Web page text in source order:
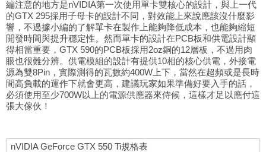
編注意的地方是nVIDIA第一次使用單卡雙核心的設計，與上一代
的GTX 295採用子母卡的設計不同，對效能上來說應該沒什麼影
響，不過據小編的了解單卡在製作上能夠降低成本，也能夠縮短
開發時間與提升穩定性。然而單卡的設計在PCB板和供電設計顯
得相當重要，GTX 590的PCB板採用2oz銅的12層板，不過用肉
眼也很難分辨。供電模組的設計有提供10相的核心供電，外接電
源為雙8Pin，實際測得的瓦數約400W上下，當然在超頻或是長時
間高負載的運作下就會更高，建議玩家如果準備好要入手的話，
必須使用至少700W以上的電源供應器來侍候，這樣才足以應付這
張大傢伙！
nVIDIA GeForce GTX 550 Ti規格表